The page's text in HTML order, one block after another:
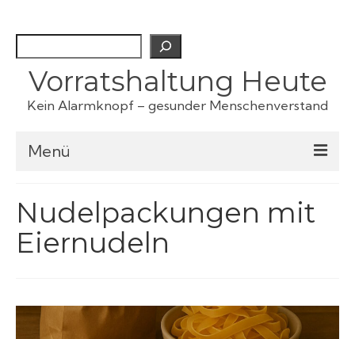
Vorratshaltung Heute
Kein Alarmknopf – gesunder Menschenverstand
Menü
Fertiggerichte
Kartoffeln
Nudelpackungen mit
Eiernudeln